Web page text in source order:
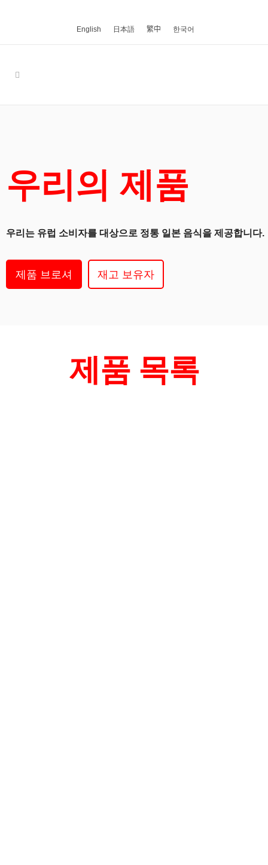
English 日本語 繁中 한국어
우리의 제품
우리는 유럽 소비자를 대상으로 정통 일본 음식을 제공합니다.
제품 브로셔 재고 보유자
제품 목록